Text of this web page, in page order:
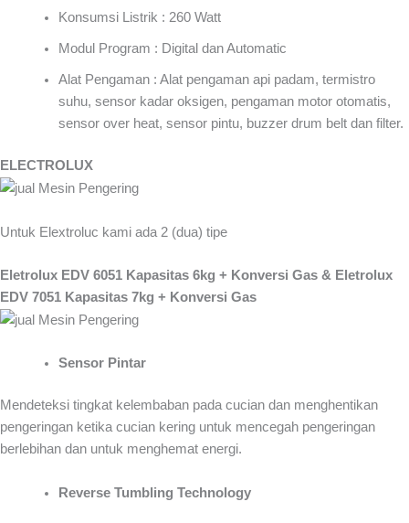
Konsumsi Listrik : 260 Watt
Modul Program : Digital dan Automatic
Alat Pengaman : Alat pengaman api padam, termistro
suhu, sensor kadar oksigen, pengaman motor otomatis,
sensor over heat, sensor pintu, buzzer drum belt dan filter.
ELECTROLUX
Untuk Elextroluc kami ada 2 (dua) tipe
Eletrolux EDV 6051 Kapasitas 6kg + Konversi Gas & Eletrolux
EDV 7051 Kapasitas 7kg + Konversi Gas
Sensor Pintar
Mendeteksi tingkat kelembaban pada cucian dan menghentikan
pengeringan ketika cucian kering untuk mencegah pengeringan
berlebihan dan untuk menghemat energi.
Reverse Tumbling Technology